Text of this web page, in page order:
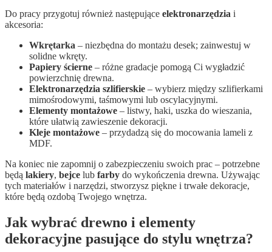
Do pracy przygotuj również następujące elektronarzędzia i
akcesoria:
Wkrętarka – niezbędna do montażu desek; zainwestuj w
solidne wkręty.
Papiery ścierne – różne gradacje pomogą Ci wygładzić
powierzchnię drewna.
Elektronarzędzia szlifierskie – wybierz między szlifierkami
mimośrodowymi, taśmowymi lub oscylacyjnymi.
Elementy montażowe – listwy, haki, uszka do wieszania,
które ułatwią zawieszenie dekoracji.
Kleje montażowe – przydadzą się do mocowania lameli z
MDF.
Na koniec nie zapomnij o zabezpieczeniu swoich prac – potrzebne
będą lakiery, bejce lub farby do wykończenia drewna. Używając
tych materiałów i narzędzi, stworzysz piękne i trwałe dekoracje,
które będą ozdobą Twojego wnętrza.
Jak wybrać drewno i elementy
dekoracyjne pasujące do stylu wnętrza?